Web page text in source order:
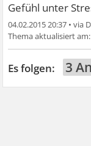
Gefühl unter
04.02.2015 20:37 •
3